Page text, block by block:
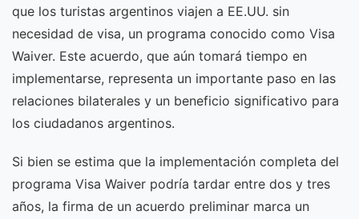
que los turistas argentinos viajen a EE.UU. sin
necesidad de visa, un programa conocido como Visa
Waiver. Este acuerdo, que aún tomará tiempo en
implementarse, representa un importante paso en las
relaciones bilaterales y un beneficio significativo para
los ciudadanos argentinos.
Si bien se estima que la implementación completa del
programa Visa Waiver podría tardar entre dos y tres
años, la firma de un acuerdo preliminar marca un